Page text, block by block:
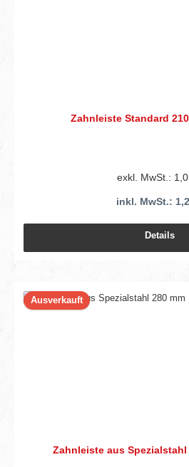
Zahnleiste Standard
exkl. MwSt.:
inkl. MwSt.:
Details
Ausverkauft
Zahnleiste aus Spezialstahl